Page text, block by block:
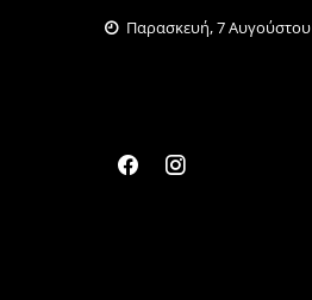
Παρασκευή, 7 Αυγούστου